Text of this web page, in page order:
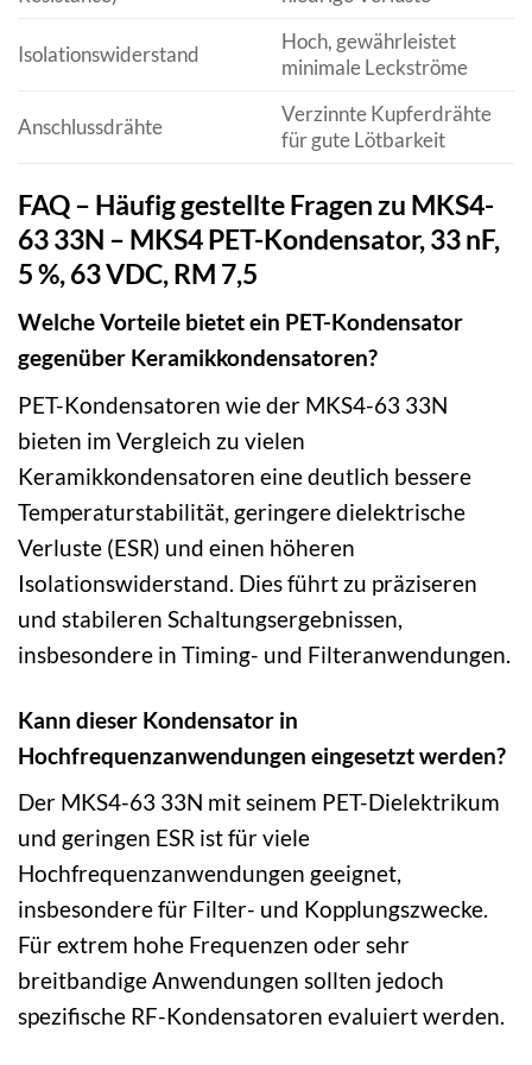
Isolationswiderstand
Hoch, gewährleistet
minimale Leckströme
Anschlussdrähte
Verzinnte Kupferdrähte
für gute Lötbarkeit
FAQ – Häufig gestellte Fragen zu MKS4-
63 33N – MKS4 PET-Kondensator, 33 nF,
5 %, 63 VDC, RM 7,5
Welche Vorteile bietet ein PET-Kondensator
gegenüber Keramikkondensatoren?
PET-Kondensatoren wie der MKS4-63 33N
bieten im Vergleich zu vielen
Keramikkondensatoren eine deutlich bessere
Temperaturstabilität, geringere dielektrische
Verluste (ESR) und einen höheren
Isolationswiderstand. Dies führt zu präziseren
und stabileren Schaltungsergebnissen,
insbesondere in Timing- und Filteranwendungen.
Kann dieser Kondensator in
Hochfrequenzanwendungen eingesetzt werden?
Der MKS4-63 33N mit seinem PET-Dielektrikum
und geringen ESR ist für viele
Hochfrequenzanwendungen geeignet,
insbesondere für Filter- und Kopplungszwecke.
Für extrem hohe Frequenzen oder sehr
breitbandige Anwendungen sollten jedoch
spezifische RF-Kondensatoren evaluiert werden.